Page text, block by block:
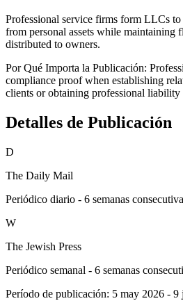
Professional service firms form LLCs to
from personal assets while
distributed to owners.
Por Qué Importa la Publicación:
compliance proof when establishing
clients or obtaining professional liability
Detalles de Publicación
D
The Daily Mail
Periódico diario - 6 semanas
W
The Jewish Press
Periódico semanal - 6 semanas
Período de publicación: 5 may 2026 - 9